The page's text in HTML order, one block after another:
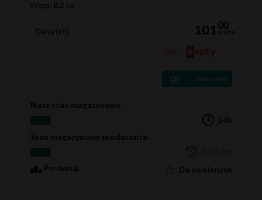
Waga: 0.2 kg
Cena (zł): 10100
brutto
Nasz stan magazynowy
24h
Stan magazynowy producenta
Porównaj
Do ulubionych